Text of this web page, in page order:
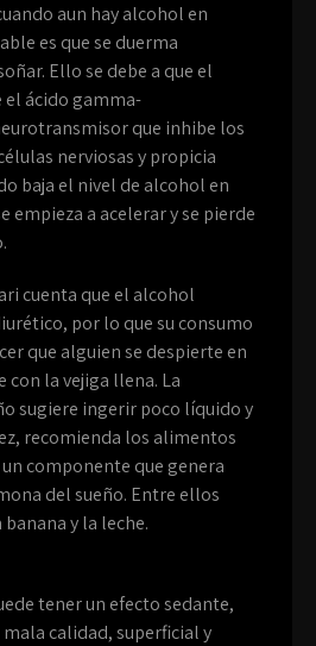
aun hay alcohol en
es que se duerma
Ello se debe a que el
ácido gamma-
que inhibe los
nerviosas y propicia
baja el nivel de alcohol en
empieza a acelerar y se pierde
cuenta que el alcohol
por lo que su consumo
que alguien se despierte en
con la vejiga llena. La
sugiere ingerir poco líquido y
recomienda los alimentos
componente que genera
del sueño. Entre ellos
y la leche.
tener un efecto sedante,
calidad, superficial y